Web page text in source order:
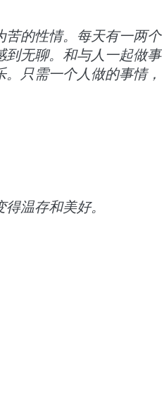
苦的性情。每天有一两个
到无聊。和与人一起做事
只需一个人做的事情，
温存和美好。